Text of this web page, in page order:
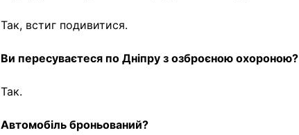
Так, встиг подивитися.
Ви пересуваєтеся по Дніпру з озброєною охороною?
Так.
Автомобіль броньований?